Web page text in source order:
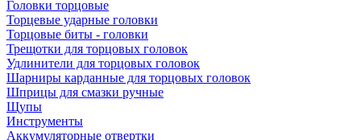
Головки торцовые
Торцевые ударные головки
Торцовые биты - головки
Трещотки для торцовых головок
Удлинители для торцовых головок
Шарниры карданные для торцовых головок
Шприцы для смазки ручные
Щупы
Инструменты
Аккумуляторные отвертки